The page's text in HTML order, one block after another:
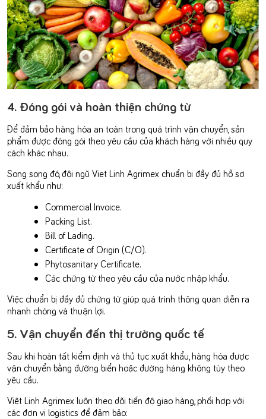
4. Đóng gói và hoàn thiện chứng từ
Để đảm bảo hàng hóa an toàn trong quá trình vận chuyển, sản
phẩm được đóng gói theo yêu cầu của khách hàng với nhiều quy
cách khác nhau.
Song song đó, đội ngũ Viet Linh Agrimex chuẩn bị đầy đủ hồ sơ
xuất khẩu như:
Commercial Invoice.
Packing List.
Bill of Lading.
Certificate of Origin (C/O).
Phytosanitary Certificate.
Các chứng từ theo yêu cầu của nước nhập khẩu.
Việc chuẩn bị đầy đủ chứng từ giúp quá trình thông quan diễn ra
nhanh chóng và thuận lợi.
5. Vận chuyển đến thị trường quốc tế
Sau khi hoàn tất kiểm định và thủ tục xuất khẩu, hàng hóa được
vận chuyển bằng đường biển hoặc đường hàng không tùy theo
yêu cầu.
Việt Linh Agrimex luôn theo dõi tiến độ giao hàng, phối hợp với
các đơn vị logistics để đảm bảo: